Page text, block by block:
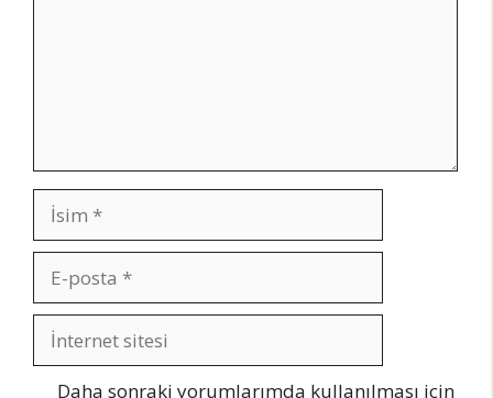
İsim
posta
İnternet
sitesi
Daha sonraki yorumlarımda kullanılması için